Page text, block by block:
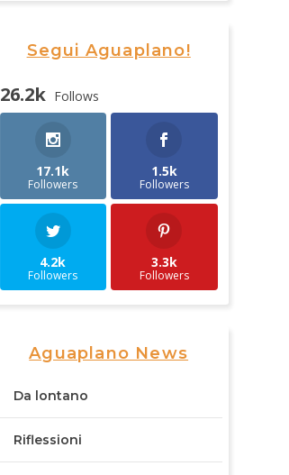
Segui Aguaplano!
26.2k Follows
17.1k
Followers
1.5k
Followers
4.2k
Followers
3.3k
Followers
Aguaplano News
Da lontano
Riflessioni